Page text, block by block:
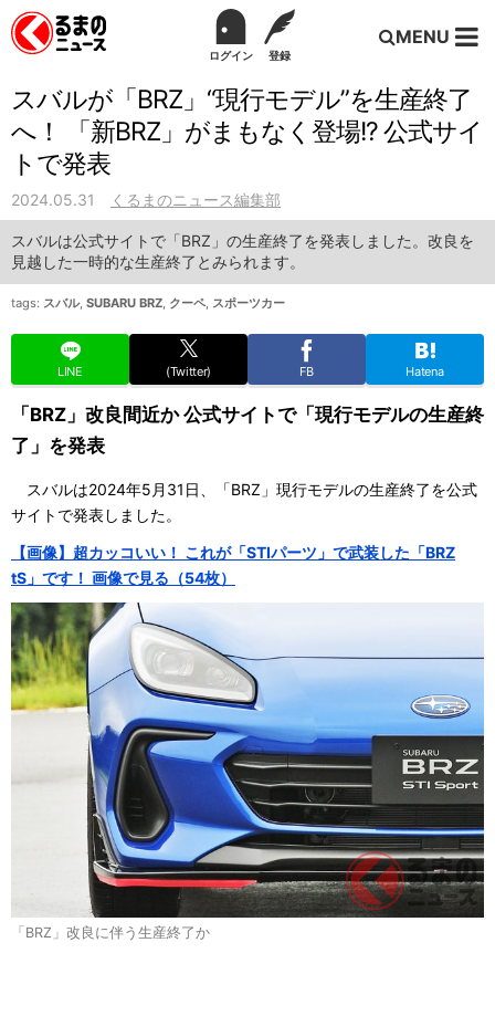
ログイン 登録
MENU
スバルが「BRZ」“現行モデル”を生産終了
へ！ 「新BRZ」がまもなく登場!? 公式サイ
トで発表
2024.05.31 くるまのニュース編集部
スバルは公式サイトで「BRZ」の生産終了を発表しました。改良を
見越した一時的な生産終了とみられます。
tags: スバル, SUBARU BRZ, クーペ, スポーツカー
LINE (Twitter) FB Hatena
「BRZ」改良間近か 公式サイトで「現行モデルの生産終
了」を発表
スバルは2024年5月31日、「BRZ」現行モデルの生産終了を公式
サイトで発表しました。
【画像】超カッコいい！ これが「STIパーツ」で武装した「BRZ
tS」です！ 画像で見る（54枚）
「BRZ」改良に伴う生産終了か